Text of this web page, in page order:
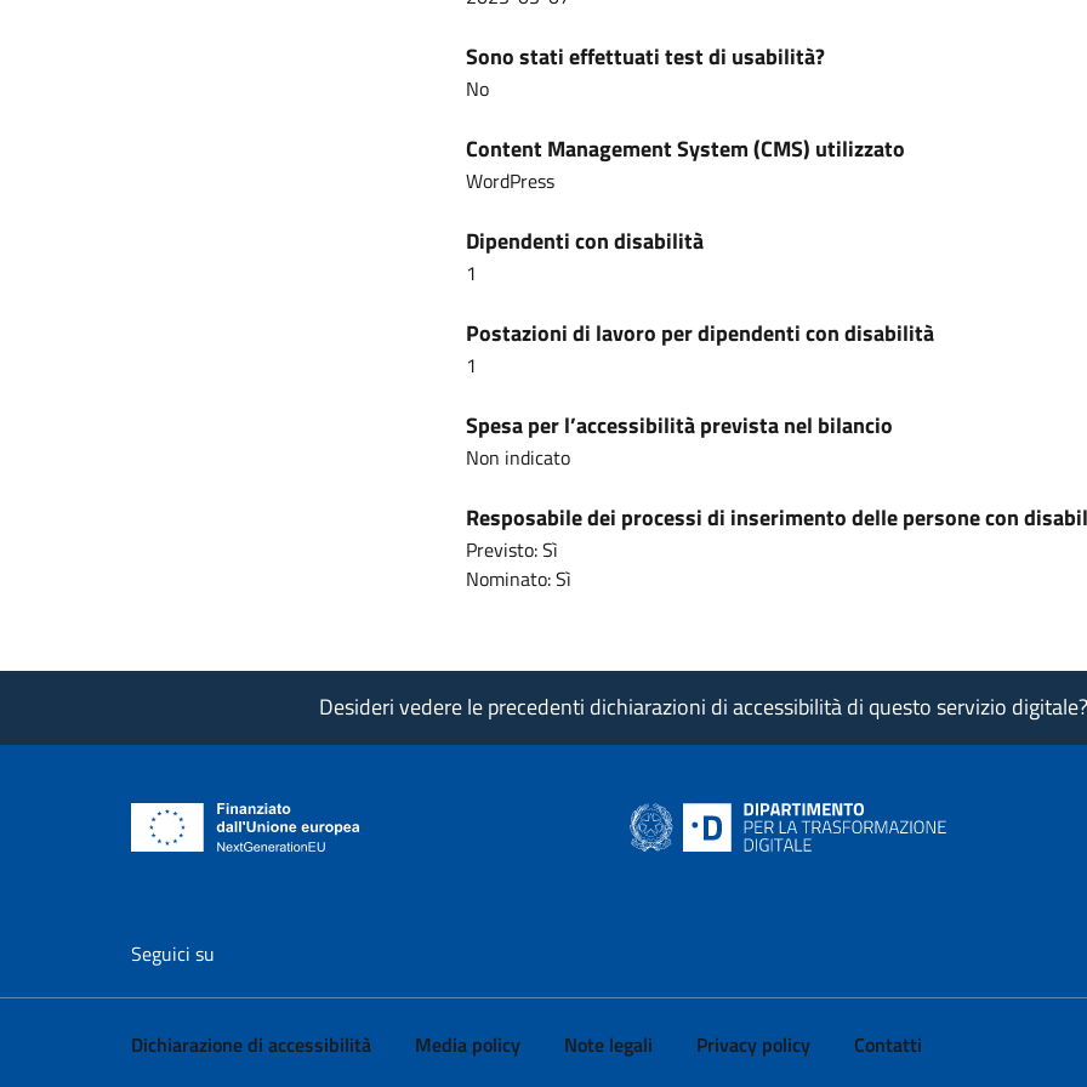
Sono stati effettuati test di usabilità?
No
Content Management System (CMS) utilizzato
WordPress
Dipendenti con disabilità
1
Postazioni di lavoro per dipendenti con disabilità
1
Spesa per l’accessibilità prevista nel bilancio
Non indicato
Resposabile dei processi di inserimento delle persone con
Previsto: Sì
Nominato: Sì
Desideri vedere le precedenti dichiarazioni di accessibilità di questo servizio digitale?
Seguici su
Dichiarazione di accessibilità Media policy Note legali Privacy policy Contatti